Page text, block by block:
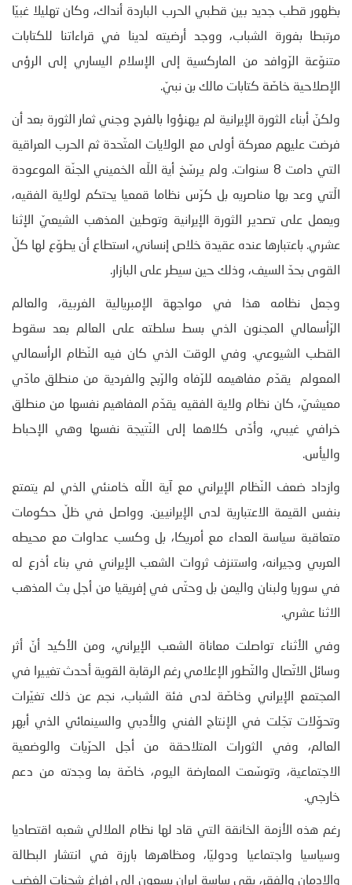
بظهور قطب جديد بين قطبي الحرب الباردة أنداك، وكان تهليلا غبيّا
مرتبطا بفورة الشباب، ووجد أرضيته لدينا في قراءاتنا للكتابات
متنوّعة الرّوافد من الماركسية إلى الإسلام اليساري إلى الرؤى
الإصلاحية خاصّة كتابات مالك بن نبيّ.
ولكنّ أبناء الثورة الإيرانية لم يهنؤوا بالفرح وجني ثمار الثورة بعد أن
فرضت عليهم معركة أولى مع الولايات المتّحدة ثم الحرب العراقية
التي دامت 8 سنوات. ولم يرسّخ أية اللّه الخميني الجنّة الموعودة
الّتي وعد بها مناصريه بل كرّس نظاما قمعيا يحتكم لولاية الفقيه،
ويعمل على تصدير الثورة الإيرانية وتوطين المذهب الشيعيّ الإثنا
عشري. باعتبارها عنده عقيدة خلاص إنساني، استطاع أن يطوّع لها كلّ
القوى بحدّ السيف، وذلك حين سيطر على البازار.
وجعل نظامه هذا في مواجهة الإمبريالية الغربية، والعالم
الرّأسمالي المجنون الذي بسط سلطته على العالم بعد سقوط
القطب الشيوعي. وفي الوقت الذي كان فيه النّظام الرأسمالي
المعولم يقدّم مفاهيمه للرّفاه والرّبح والفردية من منطلق مادّي
معيشيّ، كان نظام ولاية الفقيه يقدّم المفاهيم نفسها من منطلق
خرافي غيبي، وأدّى كلاهما إلى النّتيجة نفسها وهي الإحباط
واليأس.
وازداد ضعف النّظام الإيراني مع آية اللّه خامنئي الذي لم يتمتع
بنفس القيمة الاعتبارية لدى الإيرانيين. وواصل في ظلّ حكومات
متعاقبة سياسة العداء مع أمريكا، بل وكسب عداوات مع محيطه
العربي وجيرانه، واستنزف ثروات الشعب الإيراني في بناء أذرع له
في سوريا ولبنان واليمن بل وحتّى في إفريقيا من أجل بث المذهب
الاثنا عشري.
وفي الأثناء تواصلت معاناة الشعب الإيراني، ومن الأكيد أنّ أثر
وسائل الاتّصال والتّطور الإعلامي رغم الرقابة القوية أحدث تغييرا في
المجتمع الإيراني وخاصّة لدى فئة الشباب، نجم عن ذلك تغيّرات
وتحوّلات تجّلت في الإنتاج الفني والأدبي والسينمائي الذي أبهر
العالم، وفي الثورات المتلاحقة من أجل الحرّيات والوضعية
الاجتماعية، وتوسّعت المعارضة اليوم، خاصّة بما وجدته من دعم
خارجي.
رغم هذه الأزمة الخانقة التي قاد لها نظام الملالي شعبه اقتصاديا
وسياسيا واجتماعيا ودوليّا، ومظاهرها بارزة في انتشار البطالة
والإدمان والفقر، بقي ساسة إيران يسعون إلى إفراغ شحنات الغضب